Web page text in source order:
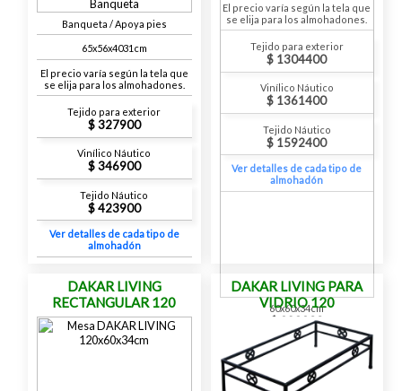
El precio varía según la tela que
se elija para los almohadones.
Tejido para exterior
1304400
Vinílico Náutico
1361400
Tejido Náutico
1592400
Ver detalles de cada tipo de
almohadón
Banqueta / Apoya pies
65x56x4031cm
El precio varía según la tela que
se elija para los almohadones.
Tejido para exterior
327900
Vinílico Náutico
346900
Tejido Náutico
423900
Ver detalles de cada tipo de
almohadón
60x60x34cm
293200
DAKAR LIVING
RECTANGULAR 120
DAKAR LIVING PARA
VIDRIO 120